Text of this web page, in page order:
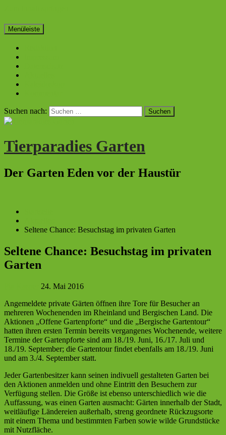
Menüleiste
Suchen nach:
Tierparadies Garten
Der Garten Eden vor der Haustür
Seltene Chance: Besuchstag im privaten Garten
Seltene Chance: Besuchstag im privaten
Garten
24. Mai 2016
Angemeldete private Gärten öffnen ihre Tore für Besucher an
mehreren Wochenenden im Rheinland und Bergischen Land. Die
Aktionen „Offene Gartenpforte“ und die „Bergische Gartentour“
hatten ihren ersten Termin bereits vergangenes Wochenende, weitere
Termine der Gartenpforte sind am 18./19. Juni, 16./17. Juli und
18./19. September; die Gartentour findet ebenfalls am 18./19. Juni
und am 3./4. September statt.
Jeder Gartenbesitzer kann seinen indivuell gestalteten Garten bei
den Aktionen anmelden und ohne Eintritt den Besuchern zur
Verfügung stellen. Die Größe ist ebenso unterschiedlich wie die
Auffassung, was einen Garten ausmacht: Gärten innerhalb der Stadt,
weitläufige Ländereien außerhalb, streng geordnete Rückzugsorte
mit einem Thema und bestimmten Farben sowie wilde Grundstücke
mit Nutzfläche.